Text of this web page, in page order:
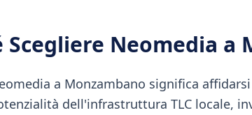
Scegliere Neomedia a
a Monzambano significa
dell'infrastruttura TLC locale,